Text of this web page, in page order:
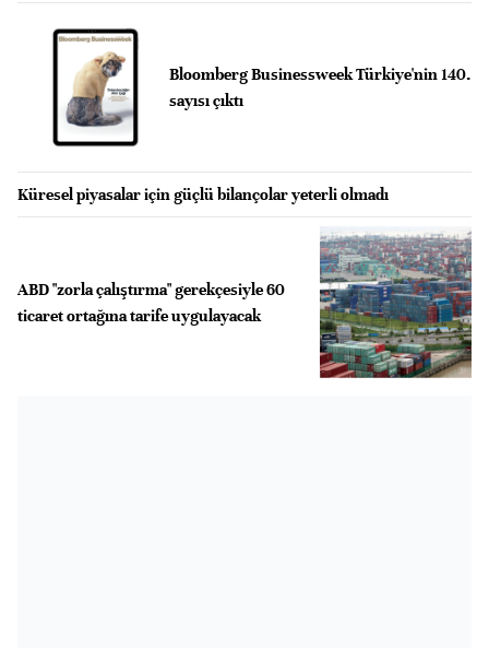
Bloomberg Businessweek Türkiye'nin 140.
sayısı çıktı
Küresel piyasalar için güçlü bilançolar yeterli olmadı
ABD "zorla çalıştırma" gerekçesiyle 60
ticaret ortağına tarife uygulayacak